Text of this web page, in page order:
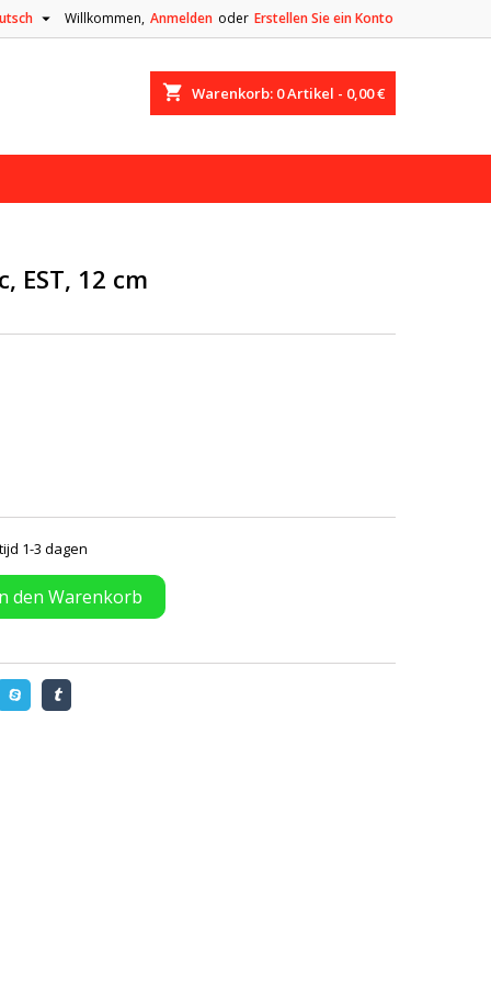
Willkommen, Anmelden oder Erstellen Sie ein Konto

shopping_cart Warenkorb: 0Artikel - 0,00 €
EST, 12 cm
1-3 dagen
den Warenkorb